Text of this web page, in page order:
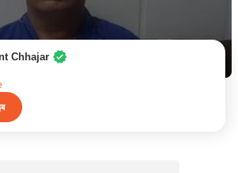
Chhajar